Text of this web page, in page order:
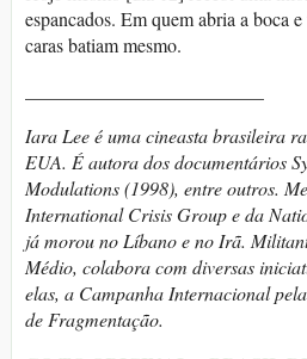
espancados. Em quem abria a boca
caras batiam mesmo.
Iara Lee é uma cineasta brasileira
EUA. É autora dos documentários
Modulations (1998), entre outros.
International Crisis Group e da
já morou no Líbano e no Irã.
Médio, colabora com diversas
elas, a Campanha Internacional
de Fragmentação.